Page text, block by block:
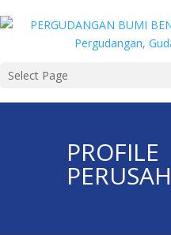
Select Page
PROFILE